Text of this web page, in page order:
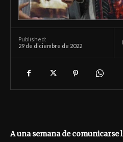
Published:
29 de diciembre de 2022
A una semana de